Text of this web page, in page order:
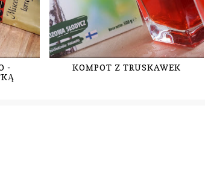
-
KOMPOT Z TRUSKAWEK